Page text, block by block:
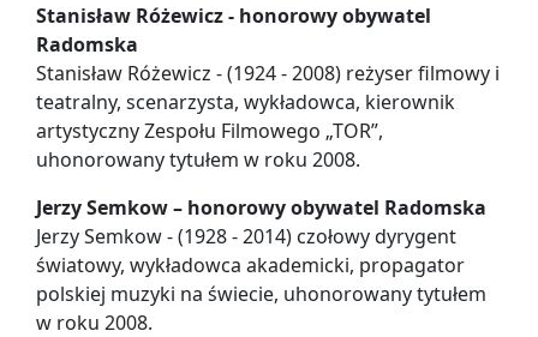
Stanisław Różewicz - honorowy obywatel
Radomska
Stanisław Różewicz - (1924 - 2008) reżyser filmowy i
teatralny, scenarzysta, wykładowca, kierownik
artystyczny Zespołu Filmowego „TOR”,
uhonorowany tytułem w roku 2008.
Jerzy Semkow – honorowy obywatel Radomska
Jerzy Semkow - (1928 - 2014) czołowy dyrygent
światowy, wykładowca akademicki, propagator
polskiej muzyki na świecie, uhonorowany tytułem
w roku 2008.